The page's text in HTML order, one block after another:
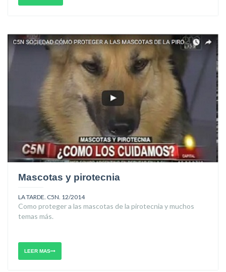
Mascotas y pirotecnia
LA TARDE. C5N. 12/2014
Como proteger a las mascotas de la pirotecnia y muchos
temas más.
LEER MAS